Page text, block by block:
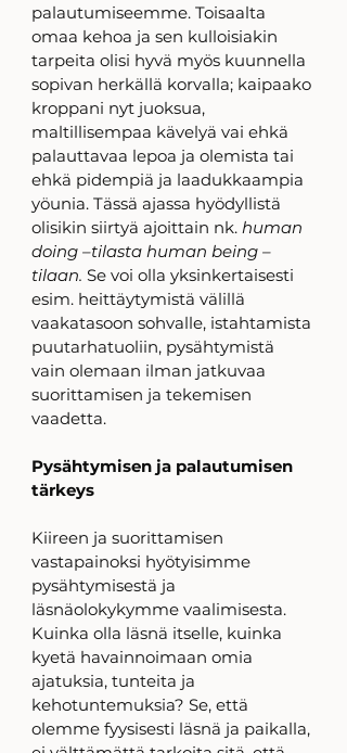
palautumiseemme. Toisaalta
omaa kehoa ja sen kulloisiakin
tarpeita olisi hyvä myös kuunnella
sopivan herkällä korvalla; kaipaako
kroppani nyt juoksua,
maltillisempaa kävelyä vai ehkä
palauttavaa lepoa ja olemista tai
ehkä pidempiä ja laadukkaampia
yöunia. Tässä ajassa hyödyllistä
olisikin siirtyä ajoittain nk. human
doing –tilasta human being –
tilaan. Se voi olla yksinkertaisesti
esim. heittäytymistä välillä
vaakatasoon sohvalle, istahtamista
puutarhatuoliin, pysähtymistä
vain olemaan ilman jatkuvaa
suorittamisen ja tekemisen
vaadetta.
Pysähtymisen ja palautumisen
tärkeys
Kiireen ja suorittamisen
vastapainoksi hyötyisimme
pysähtymisestä ja
läsnäolokykymme vaalimisesta.
Kuinka olla läsnä itselle, kuinka
kyetä havainnoimaan omia
ajatuksia, tunteita ja
kehotuntemuksia? Se, että
olemme fyysisesti läsnä ja paikalla,